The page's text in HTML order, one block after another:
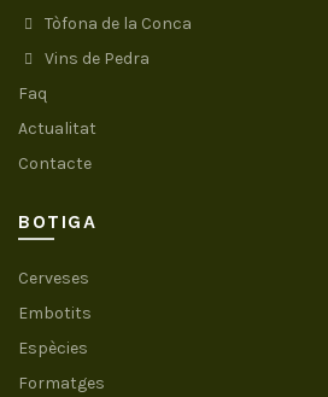
Tòfona de la Conca
Vins de Pedra
Faq
Actualitat
Contacte
BOTIGA
Cerveses
Embotits
Espècies
Formatges